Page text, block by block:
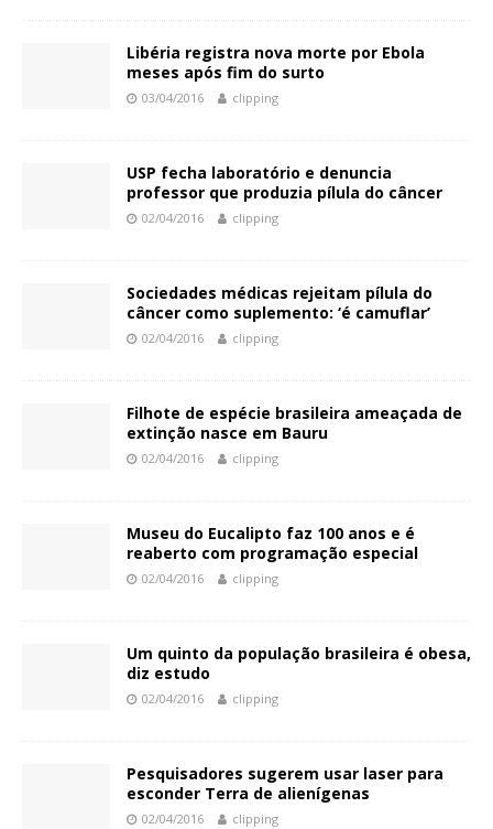
Libéria registra nova morte por Ebola
meses após fim do surto
03/04/2016 clipping
USP fecha laboratório e denuncia
professor que produzia pílula do câncer
02/04/2016 clipping
Sociedades médicas rejeitam pílula do
câncer como suplemento: ‘é camuflar’
02/04/2016 clipping
Filhote de espécie brasileira ameaçada de
extinção nasce em Bauru
02/04/2016 clipping
Museu do Eucalipto faz 100 anos e é
reaberto com programação especial
02/04/2016 clipping
Um quinto da população brasileira é obesa,
diz estudo
02/04/2016 clipping
Pesquisadores sugerem usar laser para
esconder Terra de alienígenas
02/04/2016 clipping